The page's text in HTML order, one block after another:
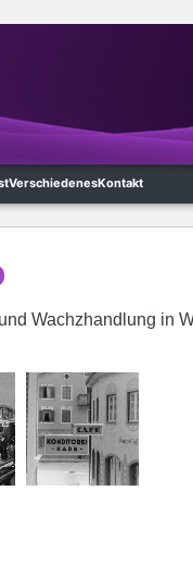
VerschiedenesKontakt
Wachzhandlung in